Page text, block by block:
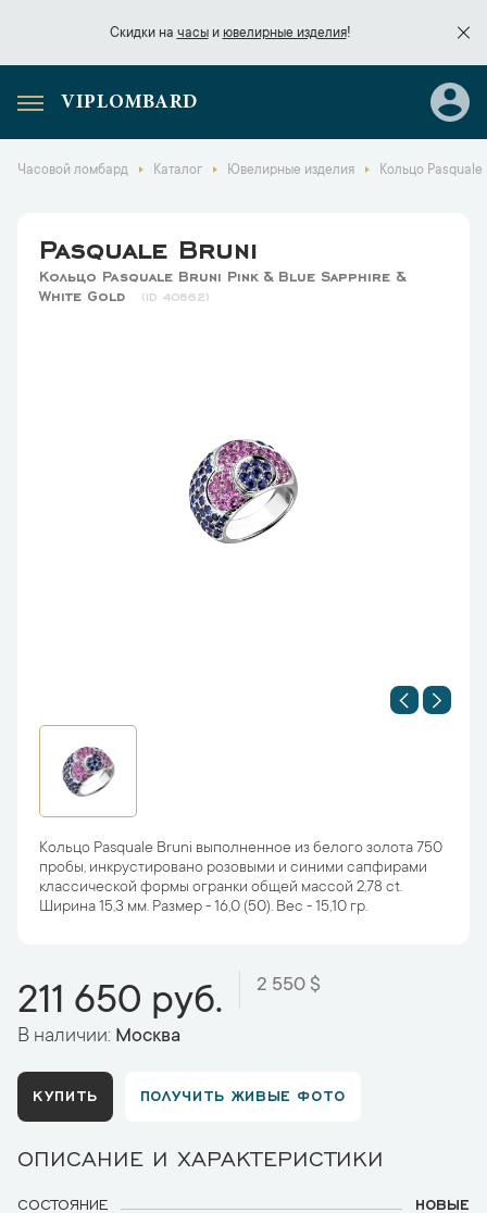
Скидки на часыи ювелирные изделия!
Скидки начасы
VIPLOMBARD
Часовой ломбард Каталог Ювелирные изделия Кольцо Pasquale
Pasquale Bruni
Кольцо Pasquale Bruni Pink & Blue Sapphire &
White Gold
40862
Кольцо Pasquale Bruni выполненное из белого золота 750
пробы, инкрустировано розовыми и синими сапфирами
классической формы огранки общей массой 2,78 ct.
Ширина 15,3 мм. Размер - 16,0 (50). Вес - 15,10 гр.
211 650 руб. 2 550 $
В наличии: Москва
КУПИТЬ ПОЛУЧИТЬ ЖИВЫЕ ФОТО
ОПИСАНИЕ И ХАРАКТЕРИСТИКИ
СОСТОЯНИЕ
НОВЫЕ